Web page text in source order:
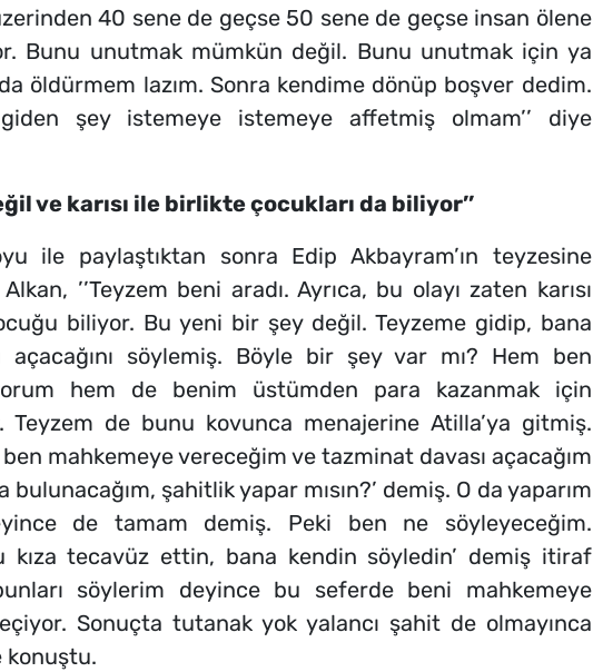
40 sene de geçse 50 sene de geçse insan ölene
Bunu unutmak mümkün değil. Bunu unutmak için ya
öldürmem lazım. Sonra kendime dönüp boşver dedim.
şey istemeye istemeye affetmiş olmam’’ diye
ve karısı ile birlikte çocukları da biliyor’’
ile paylaştıktan sonra Edip Akbayram’ın teyzesine
’’Teyzem beni aradı. Ayrıca, bu olayı zaten karısı
biliyor. Bu yeni bir şey değil. Teyzeme gidip, bana
açacağını söylemiş. Böyle bir şey var mı? Hem ben
hem de benim üstümden para kazanmak için
Teyzem de bunu kovunca menajerine Atilla’ya gitmiş.
ben mahkemeye vereceğim ve tazminat davası açacağım
şahitlik yapar mısın?’ demiş. O da yaparım
de tamam demiş. Peki ben ne söyleyeceğim.
kıza tecavüz ettin, bana kendin söyledin’ demiş itiraf
söylerim deyince bu seferde beni mahkemeye
Sonuçta tutanak yok yalancı şahit de olmayınca
konuştu.